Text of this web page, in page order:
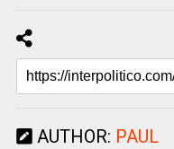
AUTHOR: PAUL